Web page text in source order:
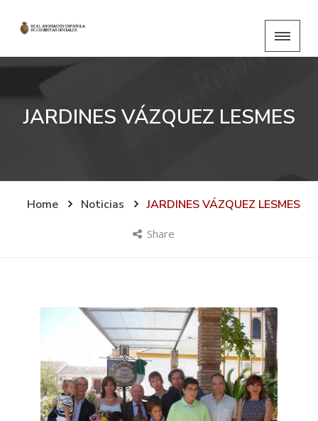
JARDINES VÁZQUEZ LESMES
Home Noticias JARDINES VÁZQUEZ LESMES
Share